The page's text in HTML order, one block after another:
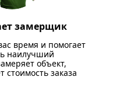
замерщик
время и помогает
наилучший
объект,
стоимость заказа